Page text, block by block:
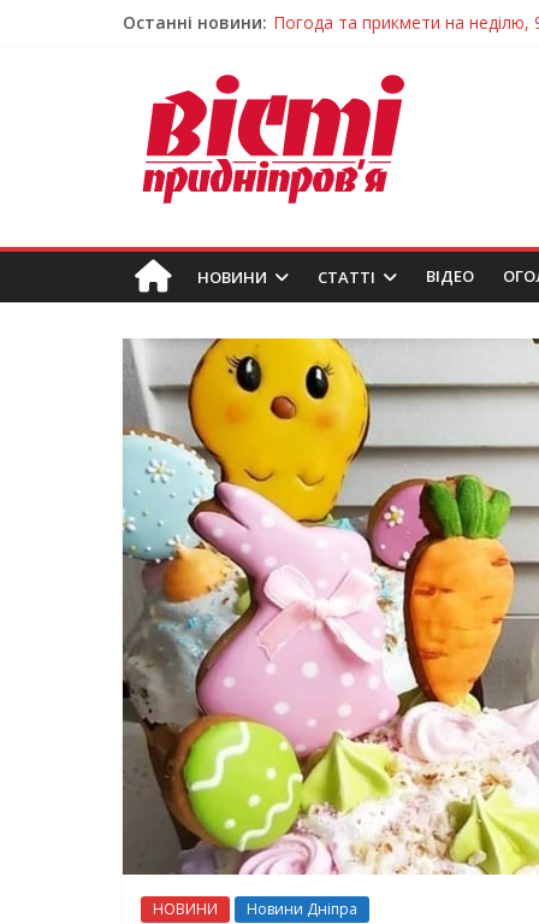
Останні новини: Говорити про воду без паніки:
У Дніпрі триває масштабна
Пошуки тривають: на
Погода та прикмети на неділю,
НОВИНИ СТАТТІ ВIДЕО
НОВИНИ Новини Дніпра